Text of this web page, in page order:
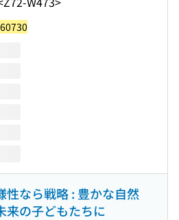
性なら戦略 : 豊かな自然
来の子どもたちに